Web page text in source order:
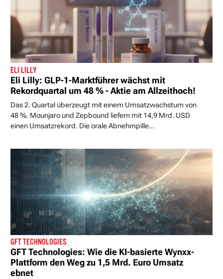
ELI LILLY
Eli Lilly: GLP-1-Marktführer wächst mit
Rekordquartal um 48 % - Aktie am Allzeithoch!
Das 2. Quartal überzeugt mit einem Umsatzwachstum von
48 %. Mounjaro und Zepbound liefern mit 14,9 Mrd. USD
einen Umsatzrekord. Die orale Abnehmpille...
GFT TECHNOLOGIES
GFT Technologies: Wie die KI-basierte Wynxx-
Plattform den Weg zu 1,5 Mrd. Euro Umsatz
ebnet